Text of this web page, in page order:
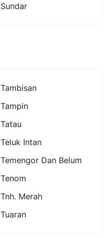
Sundar
Tambisan
Tampin
Tatau
Teluk Intan
Temengor Dan Belum
Tenom
Tnh. Merah
Tuaran